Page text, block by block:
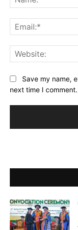
Save my name,
next time I comment.